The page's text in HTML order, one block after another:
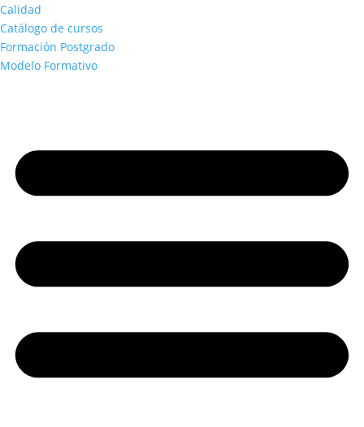
Calidad
Catálogo de cursos
Formación Postgrado
Modelo Formativo